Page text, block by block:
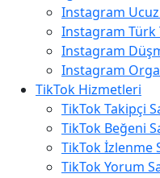
Instagram Ucuz
Instagram Türk
Instagram
Instagram
TikTok Hizmetleri
TikTok Takipçi
TikTok Beğeni
TikTok İzlenme
TikTok Yorum